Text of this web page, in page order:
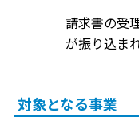
請求書の受
が振り込ま
対象となる事業